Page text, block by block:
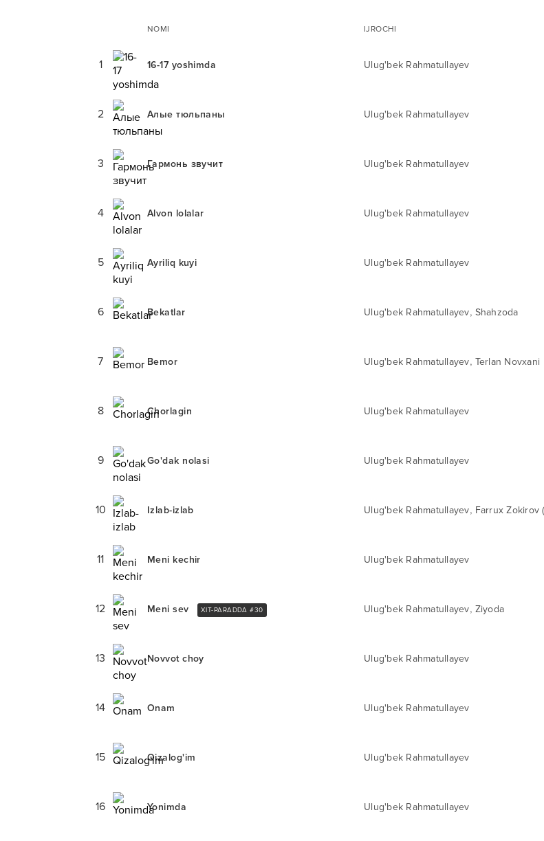
NOMI IJROCHI
1 16-17 yoshimda Ulug'bek Rahmatullayev
2 Алые тюльпаны Ulug'bek Rahmatullayev
3 Гармонь звучит Ulug'bek Rahmatullayev
4 Alvon lolalar Ulug'bek Rahmatullayev
5 Ayriliq kuyi Ulug'bek Rahmatullayev
6 Bekatlar Ulug'bek Rahmatullayev, Shahzoda
7 Bemor Ulug'bek Rahmatullayev, Terlan Novxani
8 Chorlagin Ulug'bek Rahmatullayev
9 Go'dak nolasi Ulug'bek Rahmatullayev
10 Izlab-izlab Ulug'bek Rahmatullayev, Farrux Zokirov
11 Meni kechir Ulug'bek Rahmatullayev
12 Meni sev XIT-PARADDA #30 Ulug'bek Rahmatullayev, Ziyoda
13 Novvot choy Ulug'bek Rahmatullayev
14 Onam Ulug'bek Rahmatullayev
15 Qizalog'im Ulug'bek Rahmatullayev
16 Yonimda Ulug'bek Rahmatullayev